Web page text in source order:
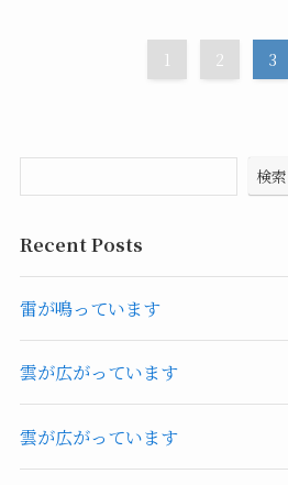
1 2 3
検索
Recent Posts
雷が鳴っています
雲が広がっています
雲が広がっています